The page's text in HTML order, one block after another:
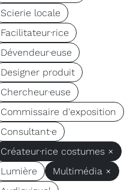
Scierie locale
Facilitateur·rice
Dévendeur·euse
Designer produit
Chercheur·euse
Commissaire d'exposition
Consultant·e
Créateur·rice costumes ×
Lumière
Multimédia ×